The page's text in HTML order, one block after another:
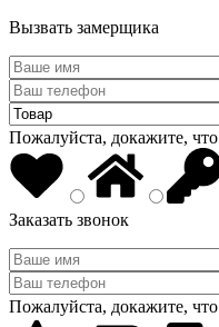
Вызвать замерщика
Пожалуйста, докажите,
Заказать звонок
Пожалуйста, докажите,